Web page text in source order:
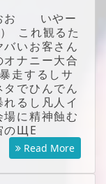
おお いやー
これ観るた
いお客さん
ナニー大合
走するしサ
でひんでん
るし凡人イ
に精神蝕む
のЩЕ
Read More